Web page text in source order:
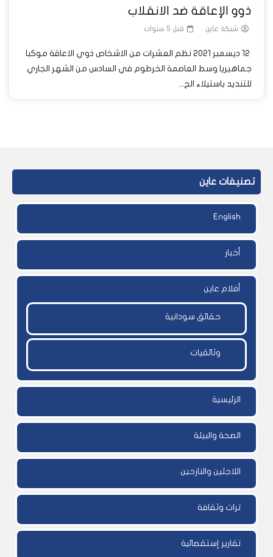
ذوو الإعاقة ضد الانقلاب
شبكة عاين قبل 5 سنوات
12 ديسمبر 2021 نظم العشرات من الاشخاص ذوي الاعاقة موكبا
جماهيريا وسط العاصمة الخرطوم في السادس من الشهر الجاري
للتنديد باستيلاء الج...
تصنيفات عاين
English
أخبار
أفلام عاين
حقائق سودانية
وثائقيات
الرئيسية
الصحة والبيئة
اللاجئين والنازحين
تراث وثقافة
تقارير إستقصائية